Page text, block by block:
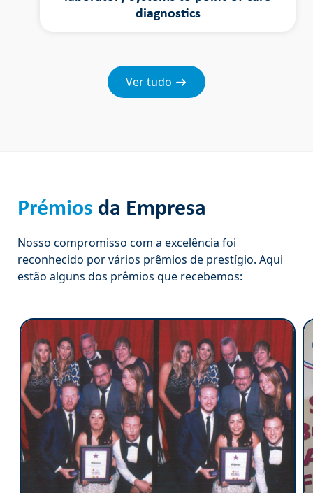
diagnostics
Ver tudo
Prémios da Empresa
Nosso compromisso com a excelência foi
reconhecido por vários prêmios de prestígio. Aqui
estão alguns dos prêmios que recebemos: